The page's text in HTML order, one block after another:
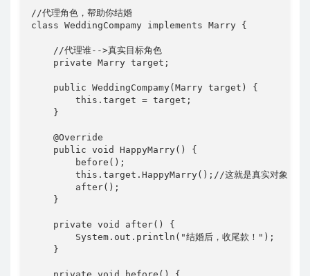
//代理角色，帮助你结婚
class WeddingCompamy implements Marry {
    //代理谁-->真实目标角色
    private Marry target;
    public WeddingCompamy(Marry target) {
        this.target = target;
    }
    @Override
    public void HappyMarry() {
        before();
        this.target.HappyMarry();//这就是真实对象
        after();
    }
    private void after() {
        System.out.println("结婚后，收尾款！");
    }